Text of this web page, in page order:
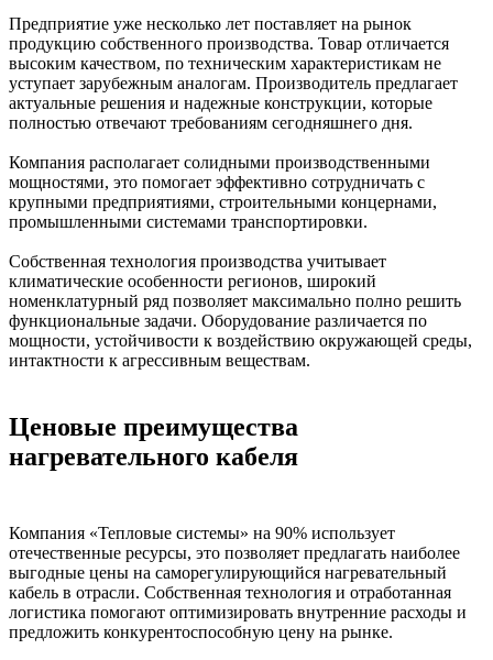
Предприятие уже несколько лет поставляет на рынок
продукцию собственного производства. Товар отличается
высоким качеством, по техническим характеристикам не
уступает зарубежным аналогам. Производитель предлагает
актуальные решения и надежные конструкции, которые
полностью отвечают требованиям сегодняшнего дня.
Компания располагает солидными производственными
мощностями, это помогает эффективно сотрудничать с
крупными предприятиями, строительными концернами,
промышленными системами транспортировки.
Собственная технология производства учитывает
климатические особенности регионов, широкий
номенклатурный ряд позволяет максимально полно решить
функциональные задачи. Оборудование различается по
мощности, устойчивости к воздействию окружающей среды,
интактности к агрессивным веществам.
Ценовые преимущества
нагревательного кабеля
Компания «Тепловые системы» на 90% использует
отечественные ресурсы, это позволяет предлагать наиболее
выгодные цены на саморегулирующийся нагревательный
кабель в отрасли. Собственная технология и отработанная
логистика помогают оптимизировать внутренние расходы и
предложить конкурентоспособную цену на рынке.